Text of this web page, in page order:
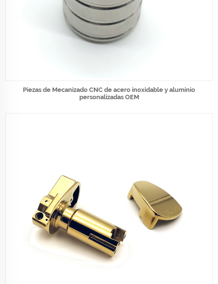
Piezas de Mecanizado CNC de acero inoxidable y aluminio
personalizadas OEM